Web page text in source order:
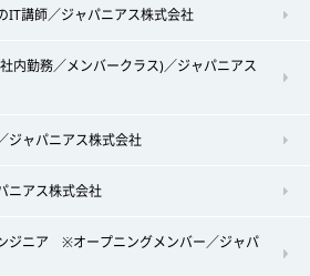
IT講師／ジャパニアス株式会社
内勤務／メンバークラス)／ジャパニアス
ジャパニアス株式会社
ニアス株式会社
ジニア ※オープニングメンバー／ジャパ